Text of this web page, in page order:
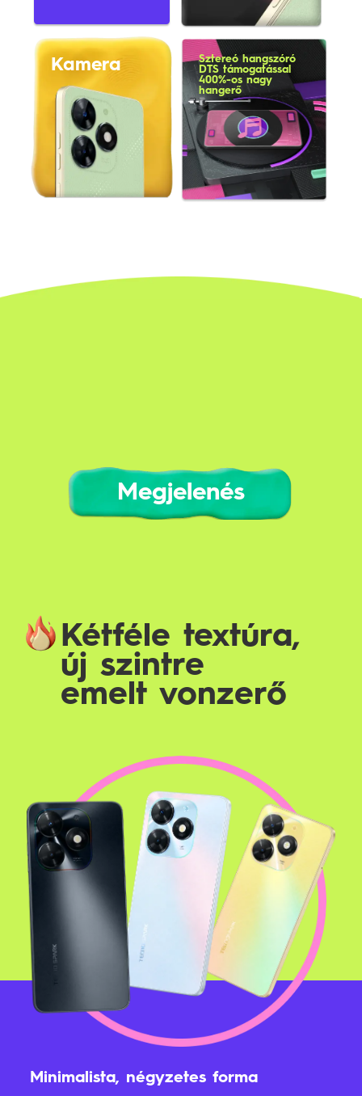
Sztereó hangszóró
DTS támogatással
400%-os nagy
hangerő
Kamera
Megjelenés
Kétféle textúra,
új szintre
emelt vonzerő
Minimalista, négyzetes forma